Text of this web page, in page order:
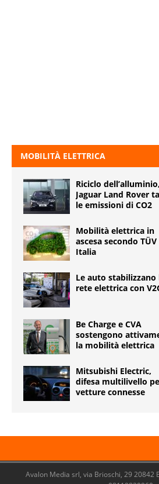
MOBILITÀ ELETTRICA
Riciclo dell’alluminio,
Jaguar Land Rover
le emissioni di CO2
Mobilità elettrica in
ascesa secondo TÜV
Italia
Le auto stabilizzano
rete elettrica con
Be Charge e CVA
sostengono
la mobilità elettrica
Mitsubishi Electric,
difesa multilivello
vetture connesse
Avalon Media srl, via Brioschi, 29 20842